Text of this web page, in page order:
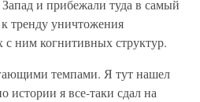
Запад и прибежали туда в самый
тренду уничтожения
с ним когнитивных структур.
темпами. Я тут нашел
я все-таки сдал на